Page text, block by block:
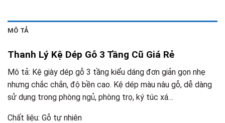
MÔ TẢ
Thanh Lý Kệ Dép Gỗ 3 Tầng Cũ Giá Rẻ
Mô tả: Kệ giày dép gỗ 3 tầng kiểu dáng đơn giản gọn nhẹ
nhưng chắc chắn, độ bền cao. Kệ dép màu nâu gỗ, dễ dàng
sử dụng trong phòng ngủ, phòng trọ, ký túc xá…
Chất liệu: Gỗ tự nhiên